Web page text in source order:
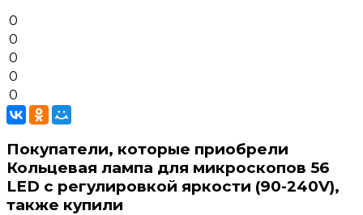
0
0
0
0
0
Покупатели, которые приобрели
Кольцевая лампа для микроскопов 56
LED с регулировкой яркости (90-240V),
также купили